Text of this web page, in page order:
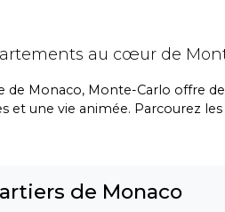
au cœur de
de Monaco, Monte-Carlo offre
et une vie animée. Parcourez
de Monaco